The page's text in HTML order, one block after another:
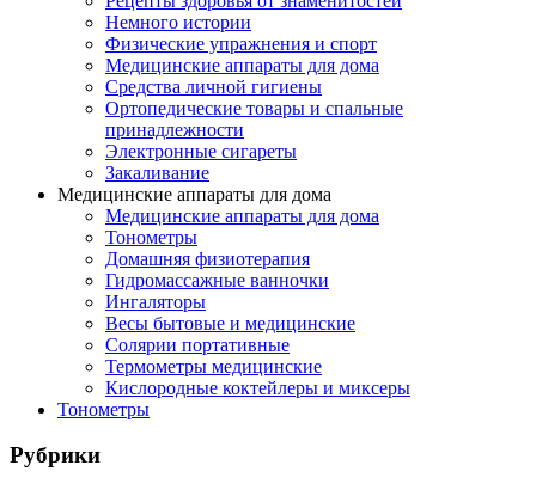
Немного истории
Физические упражнения и спорт
Медицинские аппараты для дома
Средства личной гигиены
Ортопедические товары и спальные
принадлежности
Электронные сигареты
Закаливание
Медицинские аппараты для дома
Медицинские аппараты для дома
Тонометры
Домашняя физиотерапия
Гидромассажные ванночки
Ингаляторы
Весы бытовые и медицинские
Солярии портативные
Термометры медицинские
Кислородные коктейлеры и миксеры
Тонометры
Рубрики